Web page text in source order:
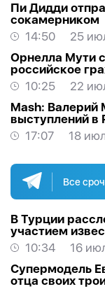
Пи Дидди
сокамерником
14:50
25
Орнелла Мути
российское
10:25
22
Mash: Валерий
выступлений в
17:07
18
Все
В Турции
участием
бизнеса
10:34
16
Супермодель
отца своих